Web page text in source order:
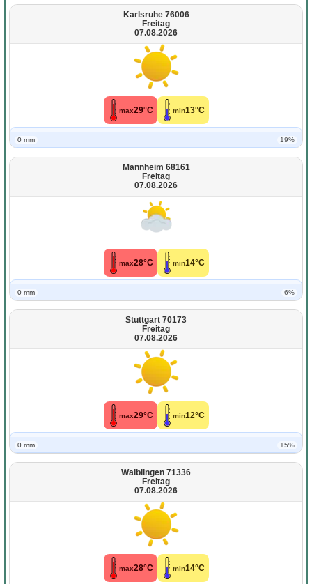
Karlsruhe 76006
Freitag
07.08.2026
max29°C min13°C
0 mm 19%
Mannheim 68161
Freitag
07.08.2026
max28°C min14°C
0 mm 6%
Stuttgart 70173
Freitag
07.08.2026
max29°C min12°C
0 mm 15%
Waiblingen 71336
Freitag
07.08.2026
max28°C min14°C